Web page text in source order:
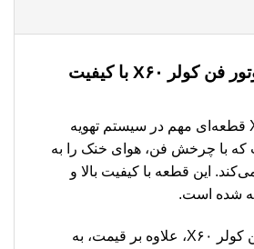
قیمت و خرید موتور فن کولر X۶۰ با کیفیت
موتور فن کولر X۶۰ قطعه‌ای مهم در سیستم تهویه
با چرخش فن، هوای خنک را به
این قطعه با کیفیت بالا و
شده است.
برای خرید موتور فن کولر X۶۰، علاوه بر قیمت، به